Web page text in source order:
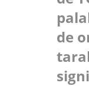
de